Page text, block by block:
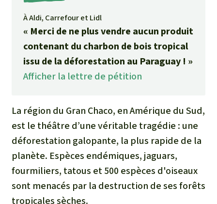
Le bois tropical
Les biocarburants
L'élevage industriel
L'or
L'accaparement des terres
Rapports annuels
Mentions légales
Médias
Communiqués
Dans la presse
Italiano
Português
Amérique latine
À Aldi, Carrefour et Lidl
« Merci de ne plus vendre aucun produit
contenant du charbon de bois tropical
issu de la déforestation au Paraguay ! »
Afficher la lettre de pétition
La région du Gran Chaco, en Amérique du Sud,
est le théâtre d’une véritable tragédie : une
déforestation galopante, la plus rapide de la
planète. Espèces endémiques, jaguars,
fourmiliers, tatous et 500 espèces d'oiseaux
sont menacés par la destruction de ses forêts
tropicales sèches.